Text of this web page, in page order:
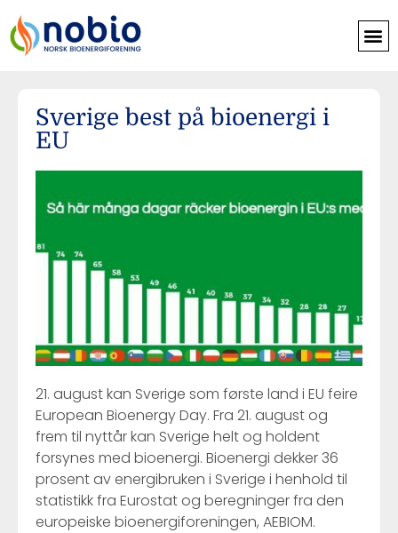
Sverige best på bioenergi i
EU
21. august kan Sverige som første land i EU feire
European Bioenergy Day. Fra 21. august og
frem til nyttår kan Sverige helt og holdent
forsynes med bioenergi. Bioenergi dekker 36
prosent av energibruken i Sverige i henhold til
statistikk fra Eurostat og beregninger fra den
europeiske bioenergiforeningen, AEBIOM.